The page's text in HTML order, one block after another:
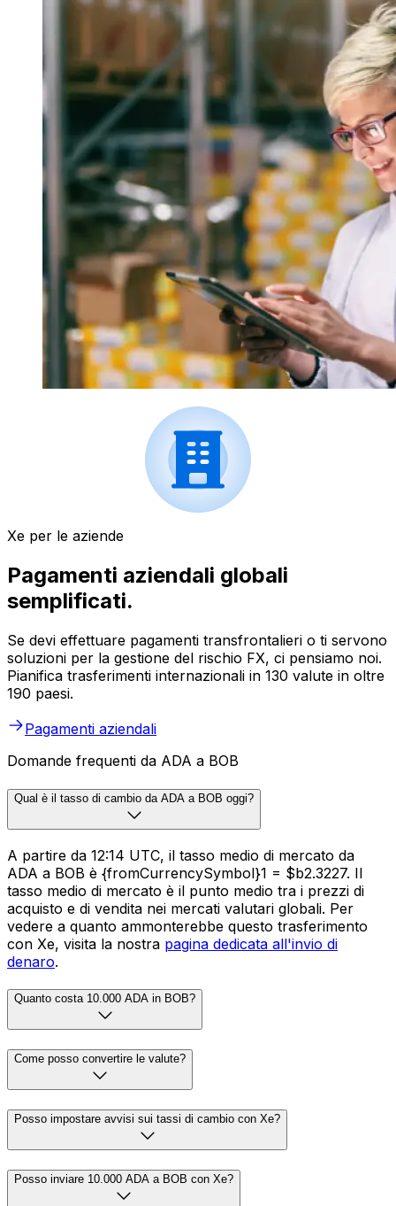
Xe per le aziende
Pagamenti aziendali globali
semplificati.
Se devi effettuare pagamenti transfrontalieri o ti servono
soluzioni per la gestione del rischio FX, ci pensiamo noi.
Pianifica trasferimenti internazionali in 130 valute in oltre
190 paesi.
Pagamenti aziendali
Domande frequenti da ADA a BOB
Qual è il tasso di cambio da ADA a BOB oggi?
A partire da 12:14 UTC, il tasso medio di mercato da
ADA a BOB è {fromCurrencySymbol}1 = $b2.3227. Il
tasso medio di mercato è il punto medio tra i prezzi di
acquisto e di vendita nei mercati valutari globali. Per
vedere a quanto ammonterebbe questo trasferimento
con Xe, visita la nostra pagina dedicata all'invio di
denaro.
Quanto costa 10.000 ADA in BOB?
Come posso convertire le valute?
Posso impostare avvisi sui tassi di cambio con Xe?
Posso inviare 10.000 ADA a BOB con Xe?